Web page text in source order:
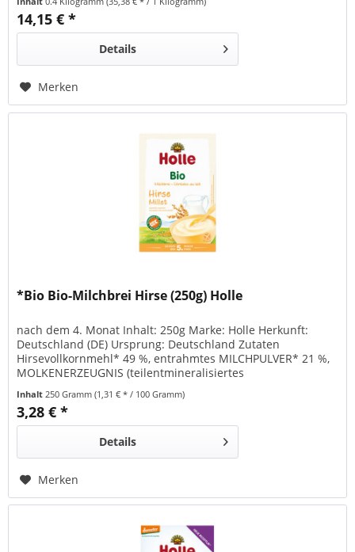
Algenöl², L-Cystin, Eisensulfat, Magnesiumchlorid, Vitamin C,
L-Tryptophan, L-Tyrosin, Natriumcitrat,...
14,15 € *
Details
Merken
*Bio Bio-Milchbrei Hirse (250g) Holle
nach dem 4. Monat Inhalt: 250g Marke: Holle Herkunft:
Deutschland (DE) Ursprung: Deutschland Zutaten
Hirsevollkornmehl* 49 %, entrahmtes MILCHPULVER* 21 %,
MOLKENERZEUGNIS (teilentmineralisiertes
Sonnenblumenöl*), Maltodextrin*, Calciumcarbonat,
Thiamin (Vitamin B1), Vitamin A, Vitamin D enthält folgende
allergene...
Inhalt 250 Gramm(1,31 € * / 100 Gramm)
3,28 € *
Details
Merken